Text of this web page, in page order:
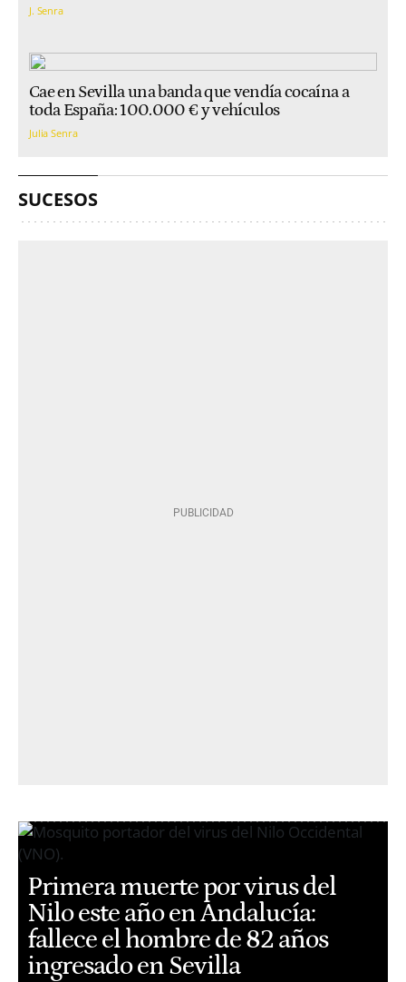
J. Senra
Cae en Sevilla una banda que vendía cocaína a
toda España: 100.000 € y vehículos
Julia Senra
SUCESOS
Primera muerte por virus del
Nilo este año en Andalucía:
fallece el hombre de 82 años
ingresado en Sevilla